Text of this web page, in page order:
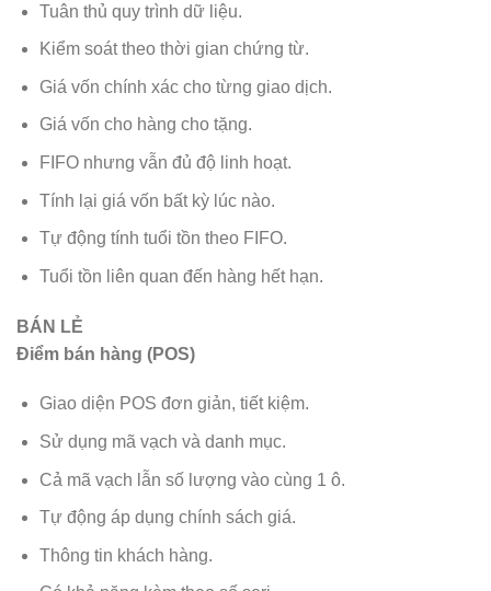
Tuân thủ quy trình dữ liệu.
Kiểm soát theo thời gian chứng từ.
Giá vốn chính xác cho từng giao dịch.
Giá vốn cho hàng cho tặng.
FIFO nhưng vẫn đủ độ linh hoạt.
Tính lại giá vốn bất kỳ lúc nào.
Tự động tính tuổi tồn theo FIFO.
Tuổi tồn liên quan đến hàng hết hạn.
BÁN LẺ
Điểm bán hàng (POS)
Giao diện POS đơn giản, tiết kiệm.
Sử dụng mã vạch và danh mục.
Cả mã vạch lẫn số lượng vào cùng 1 ô.
Tự động áp dụng chính sách giá.
Thông tin khách hàng.